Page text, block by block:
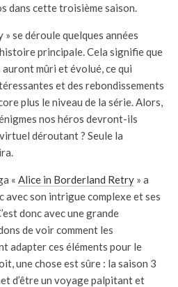
dans cette troisième saison.
se déroule quelques années
principale. Cela signifie que
mûri et évolué, ce qui
et des rebondissements
plus le niveau de la série. Alors,
nos héros devront-ils
déroutant ? Seule la
« Alice in Borderland Retry » a
avec son intrigue complexe et ses
donc avec une grande
de voir comment les
adapter ces éléments pour le
une chose est sûre : la saison 3
d’être un voyage palpitant et